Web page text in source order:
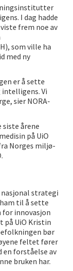
I dag hadde
frem noe av
som ville ha
med ny
er å sette
Vi
sier NORA-
siste årene
på UiO
Norges miljø-
strategi
til å sette
for innovasjon
på UiO Kristin
bør
feltet fører
en forståelse av
bruken har.